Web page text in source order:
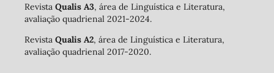
Revista Qualis A3, área de Linguística e Literatura,
avaliação quadrienal 2021-2024.
Revista Qualis A2, área de Linguística e Literatura,
avaliação quadrienal 2017-2020.